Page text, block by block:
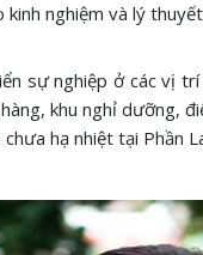
nghiệm và lý
sự nghiệp ở các vị
khu nghỉ dưỡng,
hạ nhiệt tại Phần